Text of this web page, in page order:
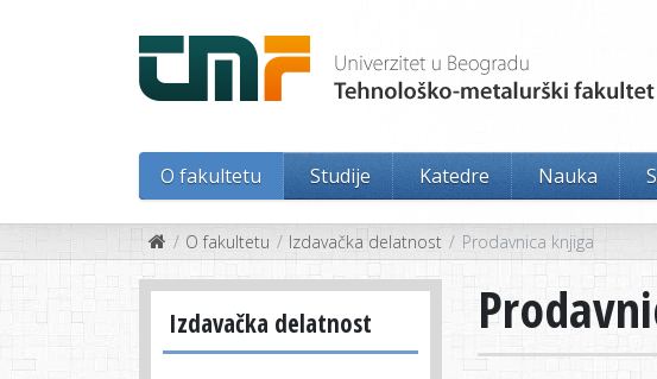
O fakultetu Studije Katedre Nauka
O fakultetu Izdavačka delatnost Prodavnica knjiga
Izdavačka delatnost